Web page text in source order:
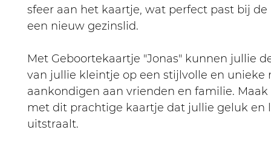
sfeer aan het kaartje, wat perfect past bij
een nieuw gezinslid.
Met Geboortekaartje "Jonas" kunnen jullie
van jullie kleintje op een stijlvolle en unieke
aankondigen aan vrienden en familie.
met dit prachtige kaartje dat jullie geluk en
uitstraalt.